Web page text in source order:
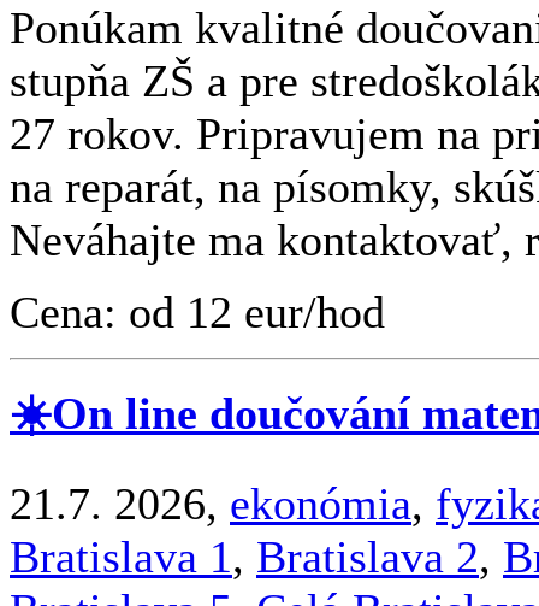
Ponúkam kvalitné
stupňa ZŠ a pre
27 rokov. Pripravujem na
na reparát, na písomky,
Neváhajte ma kontaktovať,
Cena: od 12 eur/hod
☀️On line doučování
21.7. 2026, ekonómia,
Bratislava 1, Bratislava 2,